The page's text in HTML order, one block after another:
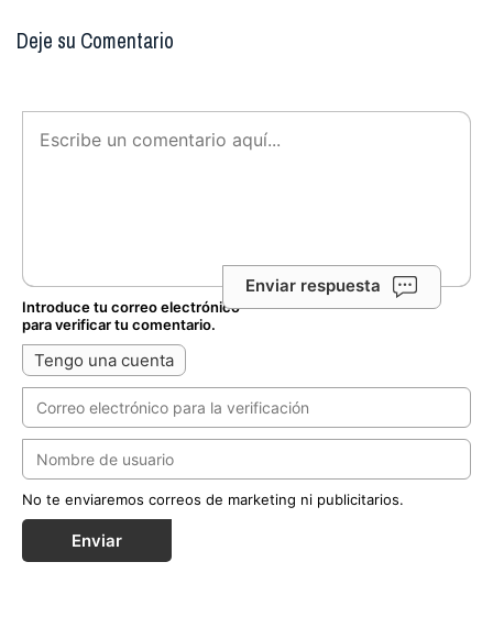
Deje su Comentario
Enviar respuesta
Introduce tu correo electrónico
para verificar tu comentario.
Tengo una cuenta
No te enviaremos correos de marketing ni publicitarios.
Enviar